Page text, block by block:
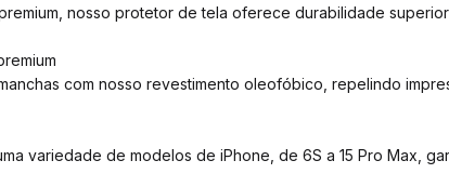
nosso protetor de tela oferece durabilidade
com nosso revestimento oleofóbico, repelindo
variedade de modelos de iPhone, de 6S a 15 Pro Max,